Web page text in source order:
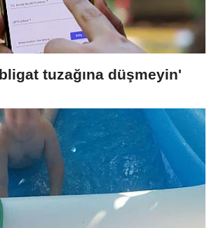
tuzağına düşmeyin'